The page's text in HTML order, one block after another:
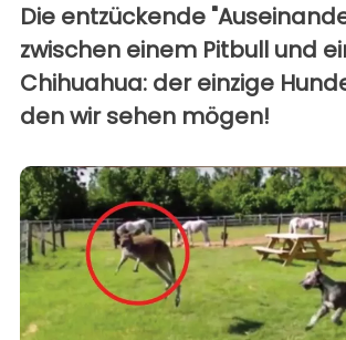
Die entzückende
zwischen einem Pitbull und
Chihuahua: der einzige
den wir sehen mögen!